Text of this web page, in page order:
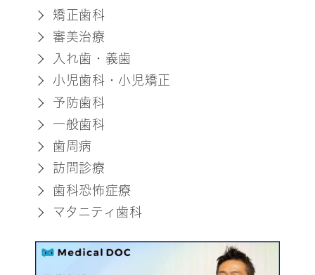
矯正歯科
審美治療
入れ歯・義歯
小児歯科・小児矯正
予防歯科
一般歯科
歯周病
訪問診療
歯科恐怖症療
マタニティ歯科